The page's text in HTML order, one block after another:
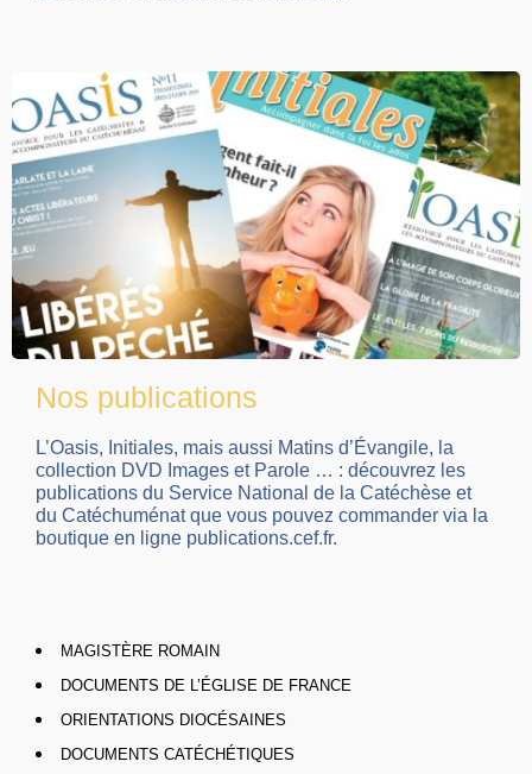
Nos publications
L’Oasis, Initiales, mais aussi Matins d’Évangile, la
collection DVD Images et Parole … : découvrez les
publications du Service National de la Catéchèse et
du Catéchuménat que vous pouvez commander via la
boutique en ligne publications.cef.fr.
MAGISTÈRE ROMAIN
DOCUMENTS DE L’ÉGLISE DE FRANCE
ORIENTATIONS DIOCÉSAINES
DOCUMENTS CATÉCHÉTIQUES